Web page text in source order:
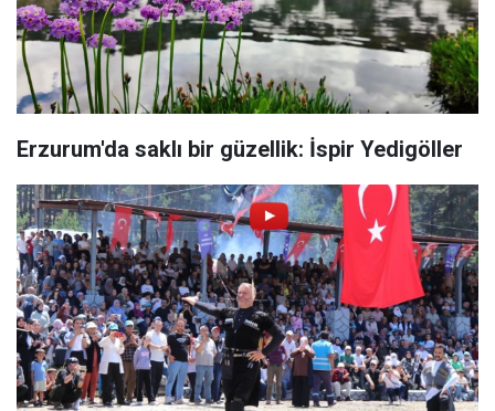
Erzurum'da saklı bir güzellik: İspir Yedigöller